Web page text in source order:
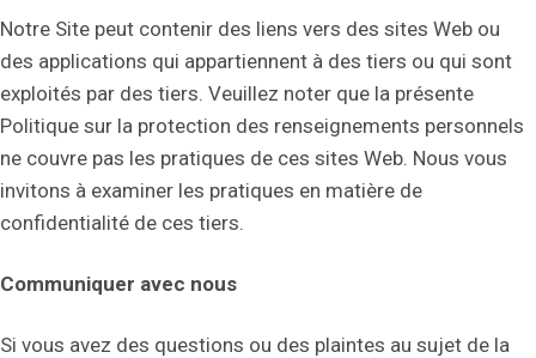
Notre Site peut contenir des liens vers des sites Web ou
des applications qui appartiennent à des tiers ou qui sont
exploités par des tiers. Veuillez noter que la présente
Politique sur la protection des renseignements personnels
ne couvre pas les pratiques de ces sites Web. Nous vous
invitons à examiner les pratiques en matière de
confidentialité de ces tiers.
Communiquer avec nous
Si vous avez des questions ou des plaintes au sujet de la